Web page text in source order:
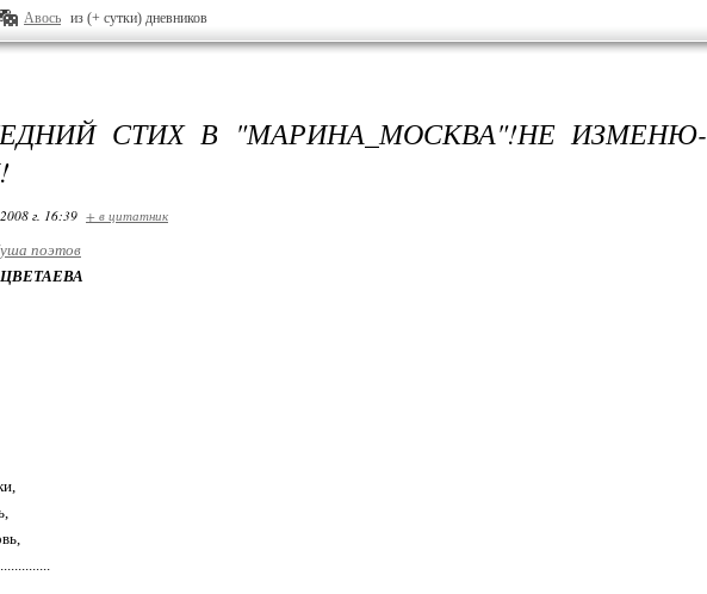
Авось из (+ сутки) дневников
СТИХ В "МАРИНА_МОСКВА"!НЕ ИЗМЕНЮ-
г. 16:39 + в цитатник
поэтов
ЦВЕТАЕВА